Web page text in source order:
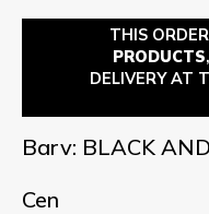
THIS
PRODUCTS
DELIVERY AT
Barv: BLACK
Cen